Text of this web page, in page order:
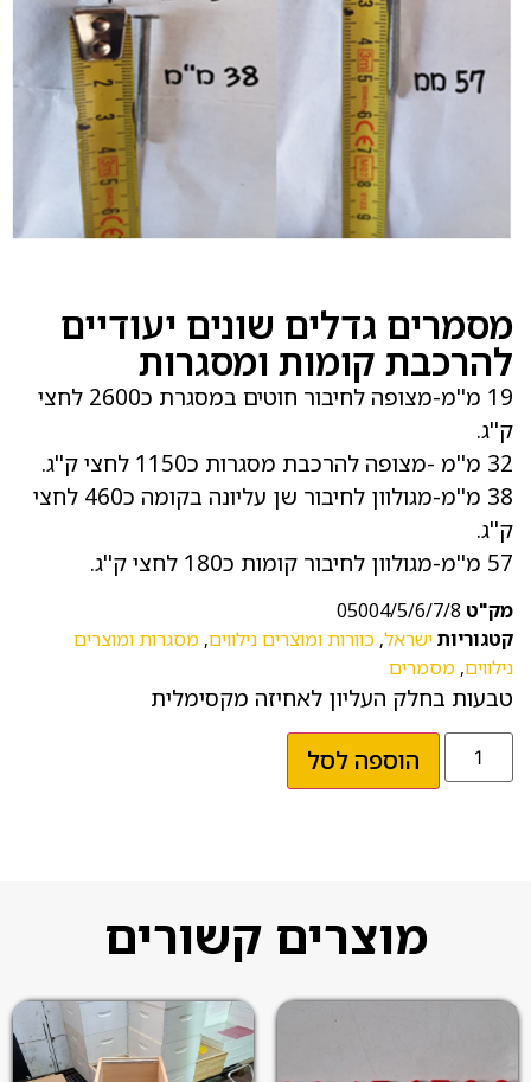
מסמרים גדלים שונים יעודיים
להרכבת קומות ומסגרות
19 מ''מ-מצופה לחיבור חוטים במסגרת כ2600 לחצי
ק''ג.
32 מ''מ -מצופה להרכבת מסגרות כ1150 לחצי ק''ג.
38 מ''מ-מגולוון לחיבור שן עליונה בקומה כ460 לחצי
ק''ג.
57 מ''מ-מגולוון לחיבור קומות כ180 לחצי ק''ג.
מק"ט 05004/5/6/7/8
קטגוריותישראל, כוורות ומוצרים נילווים, מסגרות ומוצרים
נילווים, מסמרים
טבעות בחלק העליון לאחיזה מקסימלית
הוספה לסל
מוצרים קשורים